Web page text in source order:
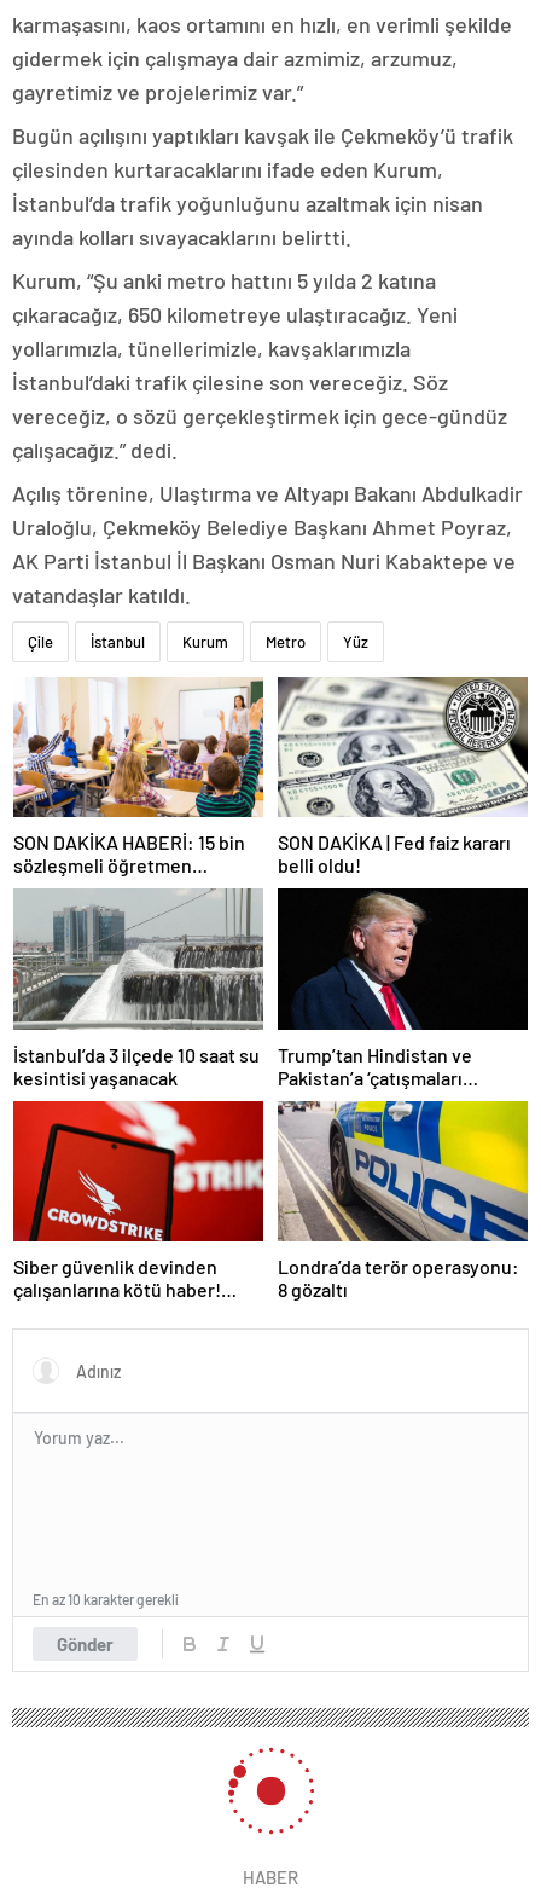
karmaşasını, kaos ortamını en hızlı, en verimli şekilde
gidermek için çalışmaya dair azmimiz, arzumuz,
gayretimiz ve projelerimiz var.”
Bugün açılışını yaptıkları kavşak ile Çekmeköy’ü trafik
çilesinden kurtaracaklarını ifade eden Kurum,
İstanbul’da trafik yoğunluğunu azaltmak için nisan
ayında kolları sıvayacaklarını belirtti.
Kurum, “Şu anki metro hattını 5 yılda 2 katına
çıkaracağız, 650 kilometreye ulaştıracağız. Yeni
yollarımızla, tünellerimizle, kavşaklarımızla
İstanbul’daki trafik çilesine son vereceğiz. Söz
vereceğiz, o sözü gerçekleştirmek için gece-gündüz
çalışacağız.” dedi.
Açılış törenine, Ulaştırma ve Altyapı Bakanı Abdulkadir
Uraloğlu, Çekmeköy Belediye Başkanı Ahmet Poyraz,
AK Parti İstanbul İl Başkanı Osman Nuri Kabaktepe ve
vatandaşlar katıldı.
Çile İstanbul Kurum Metro Yüz
SON DAKİKA HABERİ: 15 bin
sözleşmeli öğretmen
atamasında sözlü sınava hak
kazanan adaylar açıklandı
SON DAKİKA | Fed faiz kararı
belli oldu!
İstanbul’da 3 ilçede 10 saat su
kesintisi yaşanacak
Trump’tan Hindistan ve
Pakistan’a ‘çatışmaları
durdurun’ çağrısı
Siber güvenlik devinden
çalışanlarına kötü haber!
Londra’da terör operasyonu:
8 gözaltı
Gönder
En az 10 karakter gerekli
HABER